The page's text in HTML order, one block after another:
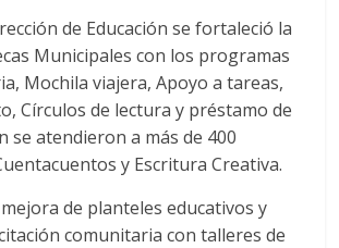
de Educación se fortaleció la
Municipales con los programas
Mochila viajera, Apoyo a tareas,
Círculos de lectura y préstamo de
se atendieron a más de 400
y Escritura Creativa.
de planteles educativos y
comunitaria con talleres de